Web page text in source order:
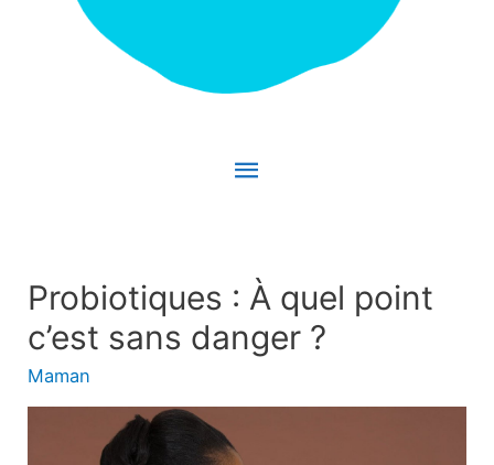
Menu
Probiotiques : À quel point
c’est sans danger ?
Maman